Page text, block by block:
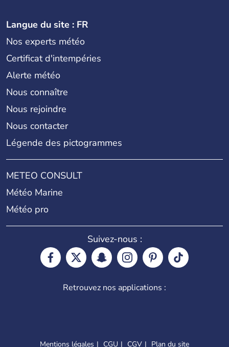
Langue du site : FR
Nos experts météo
Certificat d'intempéries
Alerte météo
Nous connaître
Nous rejoindre
Nous contacter
Légende des pictogrammes
METEO CONSULT
Météo Marine
Météo pro
Suivez-nous :
Retrouvez nos applications :
Mentions légales CGU CGV Plan du site